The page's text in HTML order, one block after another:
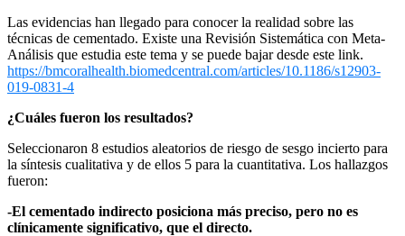
Las evidencias han llegado para conocer la realidad sobre las
técnicas de cementado. Existe una Revisión Sistemática con Meta-
Análisis que estudia este tema y se puede bajar desde este link.
https://bmcoralhealth.biomedcentral.com/articles/10.1186/s12903-
019-0831-4
¿Cuáles fueron los resultados?
Seleccionaron 8 estudios aleatorios de riesgo de sesgo incierto para
la síntesis cualitativa y de ellos 5 para la cuantitativa. Los hallazgos
fueron:
-El cementado indirecto posiciona más preciso, pero no es
clínicamente significativo, que el directo.